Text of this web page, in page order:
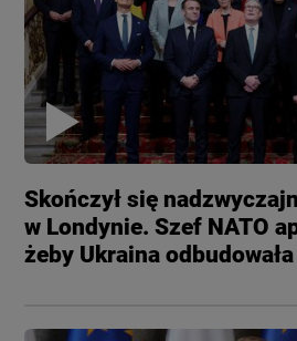
Skończył się
w Londynie. Szef NATO
żeby Ukraina